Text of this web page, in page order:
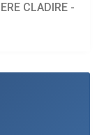
CLADIRE -